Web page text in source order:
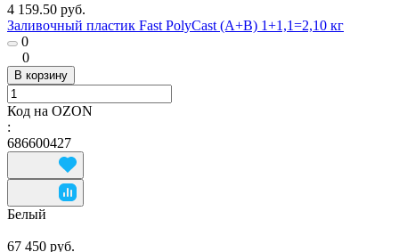
4 159.50 руб.
Заливочный пластик Fast PolyCast (A+B) 1+1,1=2,10 кг
0
0
В корзину
Код на OZON
:
686600427
Белый
67 450 руб.